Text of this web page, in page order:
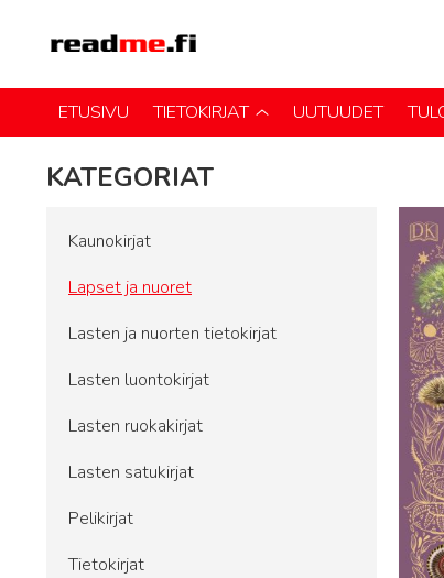
ETUSIVU TIETOKIRJAT UUTUUDET
KATEGORIAT
Kaunokirjat
Lapset ja nuoret
Lasten ja nuorten tietokirjat
Lasten luontokirjat
Lasten ruokakirjat
Lasten satukirjat
Pelikirjat
Tietokirjat